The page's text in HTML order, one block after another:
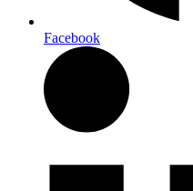
Facebook